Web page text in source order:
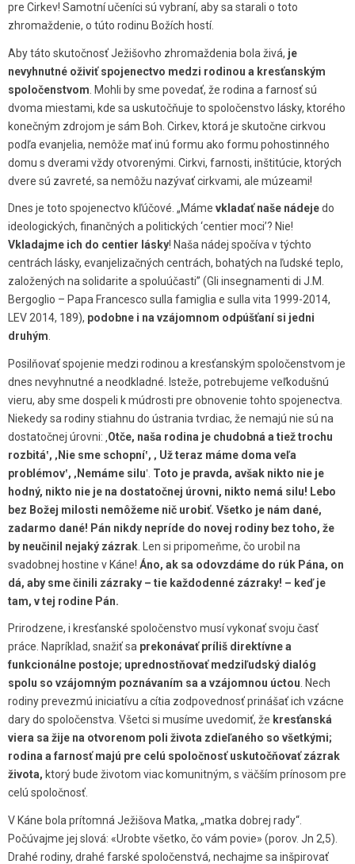
pre Cirkev! Samotní učeníci sú vybraní, aby sa starali o toto
zhromaždenie, o túto rodinu Božích hostí.
Aby táto skutočnosť Ježišovho zhromaždenia bola živá, je
nevyhnutné oživiť spojenectvo medzi rodinou a kresťanským
spoločenstvom . Mohli by sme povedať, že rodina a farnosť sú
dvoma miestami, kde sa uskutočňuje to spoločenstvo lásky, ktorého
konečným zdrojom je sám Boh. Cirkev, ktorá je skutočne cirkvou
podľa evanjelia, nemôže mať inú formu ako formu pohostinného
domu s dverami vždy otvorenými. Cirkvi, farnosti, inštitúcie, ktorých
dvere sú zavreté, sa nemôžu nazývať cirkvami, ale múzeami!
Dnes je toto spojenectvo kľúčové. „Máme vkladať naše nádejedo
ideologických, finančných a politických ‘centier moci’? Nie!
Vkladajme ich do centier lásky! Naša nádej spočíva v týchto
centrách lásky, evanjelizačných centrách, bohatých na ľudské teplo,
založených na solidarite a spoluúčasti” (Gli insegnamenti di J.M.
Bergoglio – Papa Francesco sulla famiglia e sulla vita 1999-2014,
LEV 2014, 189), podobne i na vzájomnom odpúšťaní si jedni
druhým
Posilňovať spojenie medzi rodinou a kresťanským spoločenstvom je
dnes nevyhnutné a neodkladné. Isteže, potrebujeme veľkodušnú
vieru, aby sme dospeli k múdrosti pre obnovenie tohto spojenectva.
Niekedy sa rodiny stiahnu do ústrania tvrdiac, že nemajú nie sú na
dostatočnej úrovni: ‚ Otče, naša rodina je chudobná a tiež trochu
rozbitá‛, ‚Nie sme schopní‛, ‚ Už teraz máme doma veľa
problémov‛, ‚Nemáme silu‛. Toto je pravda, avšak nikto nie je
hodný, nikto nie je na dostatočnej úrovni, nikto nemá silu! Lebo
bez Božej milosti nemôžeme nič urobiť. Všetko je nám dané,
zadarmo dané! Pán nikdy nepríde do novej rodiny bez toho, že
by neučinil nejaký zázrak . Len si pripomeňme, čo urobil na
svadobnej hostine v Káne! Áno, ak sa odovzdáme do rúk Pána, on
dá, aby sme činili zázraky – tie každodenné zázraky! – keď je
tam, v tej rodine Pán.
Prirodzene, i kresťanské spoločenstvo musí vykonať svoju časť
práce. Napríklad, snažiť sa prekonávať príliš direktívne a
funkcionálne postoje; uprednostňovať medziľudský dialóg
spolu so vzájomným poznávaním sa a vzájomnou úctou . Nech
rodiny prevezmú iniciatívu a cítia zodpovednosť prinášať ich vzácne
dary do spoločenstva. Všetci si musíme uvedomiť, že kresťanská
viera sa žije na otvorenom poli života zdieľaného so všetkými;
rodina a farnosť majú pre celú spoločnosť uskutočňovať zázrak
života, ktorý bude životom viac komunitným, s väčším prínosom pre
celú spoločnosť.
V Káne bola prítomná Ježišova Matka, „matka dobrej rady“.
Počúvajme jej slová: «Urobte všetko, čo vám povie» (porov. Jn 2,5).
Drahé rodiny, drahé farské spoločenstvá, nechajme sa inšpirovať